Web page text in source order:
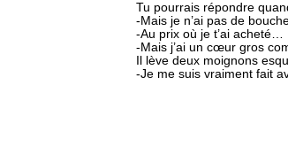
Tu pourrais répondre
-Mais je n’ai pas de
-Au prix où je t’ai acheté…
-Mais j’ai un cœur gros
Il lève deux moignons
-Je me suis vraiment fait